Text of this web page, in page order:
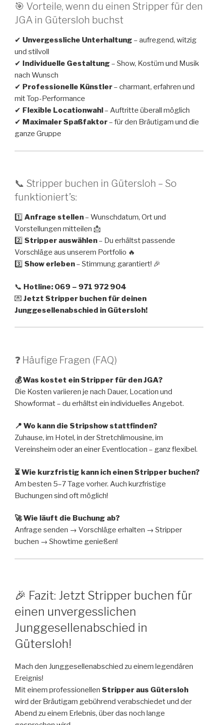
🎯 Vorteile, wenn du einen Stripper für den
JGA in Gütersloh buchst
✔ Unvergessliche Unterhaltung – aufregend, witzig
und stilvoll
✔ Individuelle Gestaltung – Show, Kostüm und Musik
nach Wunsch
✔ Professionelle Künstler– charmant, erfahren und
mit Top-Performance
✔ Flexible Locationwahl– Auftritte überall möglich
✔ Maximaler Spaßfaktor– für den Bräutigam und die
ganze Gruppe
📞 Stripper buchen in Gütersloh – So
funktioniert’s:
1️⃣ Anfrage stellen– Wunschdatum, Ort und
Vorstellungen mitteilen 📩
2️⃣ Stripper auswählen– Du erhältst passende
Vorschläge aus unserem Portfolio 🔥
3️⃣ Show erleben– Stimmung garantiert! 🎉
📞 Hotline: 069 – 971 972 904
💌 Jetzt Stripper buchen für deinen
Junggesellenabschied in Gütersloh!
❓ Häufige Fragen (FAQ)
💰 Was kostet ein Stripper für den JGA?
Die Kosten variieren je nach Dauer, Location und
Showformat – du erhältst ein individuelles Angebot.
📍 Wo kann die Stripshow stattfinden?
Zuhause, im Hotel, in der Stretchlimousine, im
Vereinsheim oder an einer Eventlocation – ganz flexibel.
⏳ Wie kurzfristig kann ich einen Stripper buchen?
Am besten 5–7 Tage vorher. Auch kurzfristige
Buchungen sind oft möglich!
🚀 Wie läuft die Buchung ab?
Anfrage senden → Vorschläge erhalten → Stripper
buchen → Showtime genießen!
🎉 Fazit: Jetzt Stripper buchen für
einen unvergesslichen
Junggesellenabschied in
Gütersloh!
Mach den Junggesellenabschied zu einem legendären
Ereignis!
Mit einem professionellen Stripper aus Gütersloh
wird der Bräutigam gebührend verabschiedet und der
Abend zu einem Erlebnis, über das noch lange